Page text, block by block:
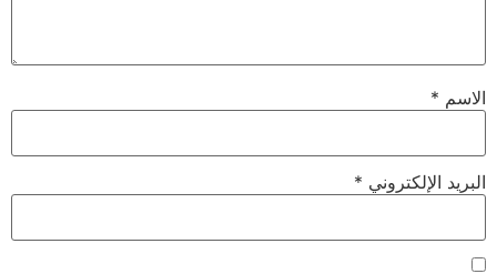
الاسم *
البريد الإلكتروني *